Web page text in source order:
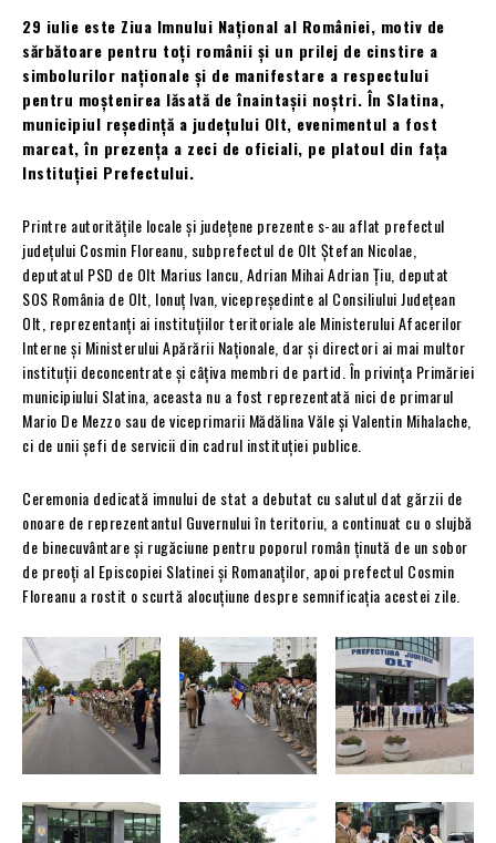
29 iulie este Ziua Imnului Național al României, motiv de
sărbătoare pentru toți românii și un prilej de cinstire a
simbolurilor naționale și de manifestare a respectului
pentru moștenirea lăsată de înaintașii noștri. În Slatina,
municipiul reședință a județului Olt, evenimentul a fost
marcat, în prezența a zeci de oficiali, pe platoul din fața
Instituției Prefectului.
Printre autoritățile locale și județene prezente s-au aflat prefectul
județului Cosmin Floreanu, subprefectul de Olt Ștefan Nicolae,
deputatul PSD de Olt Marius Iancu, Adrian Mihai Adrian Țiu, deputat
SOS România de Olt, Ionuț Ivan, vicepreședinte al Consiliului Județean
Olt, reprezentanți ai instituțiilor teritoriale ale Ministerului Afacerilor
Interne și Ministerului Apărării Naționale, dar și directori ai mai multor
instituții deconcentrate și câțiva membri de partid. În privința Primăriei
municipiului Slatina, aceasta nu a fost reprezentată nici de primarul
Mario De Mezzo sau de viceprimarii Mădălina Văle și Valentin Mihalache,
ci de unii șefi de servicii din cadrul instituției publice.
Ceremonia dedicată imnului de stat a debutat cu salutul dat gărzii de
onoare de reprezentantul Guvernului în teritoriu, a continuat cu o slujbă
de binecuvântare și rugăciune pentru poporul român ținută de un sobor
de preoți al Episcopiei Slatinei și Romanaților, apoi prefectul Cosmin
Floreanu a rostit o scurtă alocuțiune despre semnificația acestei zile.